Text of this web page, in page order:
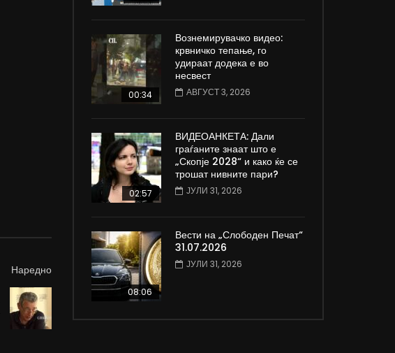
Наредно
00:34
Вознемирувачко видео:
крвничко тепање, го
удираат додека е во
несвест
АВГУСТ 3, 2026
02:57
ВИДЕОАНКЕТА: Дали
граѓаните знаат што е
„Скопје 2028“ и како ќе се
трошат нивните пари?
ЈУЛИ 31, 2026
08:06
Вести на „Слободен Печат“
31.07.2026
ЈУЛИ 31, 2026